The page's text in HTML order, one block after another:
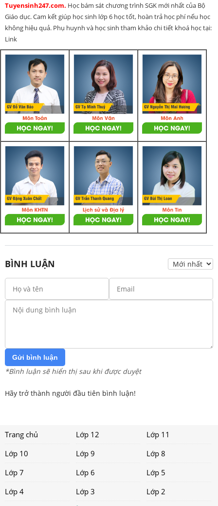
Tuyensinh247.com. Học bám sát chương trình SGK mới nhất của Bộ
Giáo dục. Cam kết giúp học sinh lớp 6 học tốt, hoàn trả học phí nếu học
không hiệu quả. Phụ huynh và học sinh tham khảo chi tiết khoá học tại:
Link
BÌNH LUẬN
Gửi bình luận
*Bình luận sẽ hiển thị sau khi được duyệt
Hãy trở thành người đầu tiên bình luận!
Trang chủ Lớp 12
Lớp 11
Lớp 10
Lớp 9
Lớp 8
Lớp 7
Lớp 6
Lớp 5
Lớp 4
Lớp 3
Lớp 2